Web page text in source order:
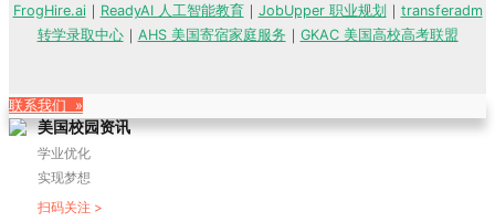
FrogHire.ai｜ ReadyAI 人工智能教育｜ JobUpper 职业规划 ｜ transferadm
转学录取中心｜ AHS 美国寄宿家庭服务 ｜ GKAC 美国高校高考联盟
联系我们 »
美国校园资讯
学业优化
实现梦想
扫码关注 >